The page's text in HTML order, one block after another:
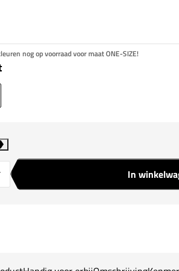
nog op voorraad voor maat ONE-SIZE!
In